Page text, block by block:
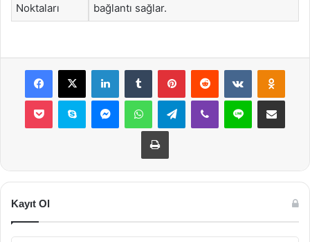
Noktaları
bağlantı sağlar.
Facebook
X LinkedInTumblr PinterestReddit VKontakte
Pocket Skype MessengerWhatsAppTelegramViber Line E-Posta ile
Yazdır
Kayıt Ol